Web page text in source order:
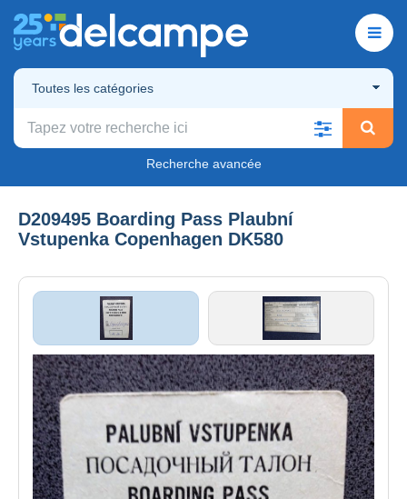
Toutes les catégories
Recherche avancée
D209495 Boarding Pass Plaubní
Vstupenka Copenhagen DK580